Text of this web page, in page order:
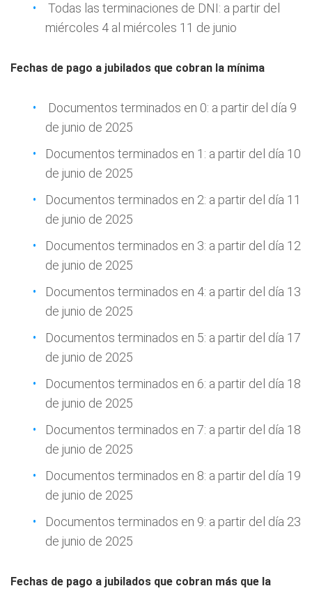
Todas las terminaciones de DNI: a partir del
miércoles 4 al miércoles 11 de junio
Fechas de pago a jubilados que cobran la mínima
Documentos terminados en 0: a partir del día 9
de junio de 2025
Documentos terminados en 1: a partir del día 10
de junio de 2025
Documentos terminados en 2: a partir del día 11
de junio de 2025
Documentos terminados en 3: a partir del día 12
de junio de 2025
Documentos terminados en 4: a partir del día 13
de junio de 2025
Documentos terminados en 5: a partir del día 17
de junio de 2025
Documentos terminados en 6: a partir del día 18
de junio de 2025
Documentos terminados en 7: a partir del día 18
de junio de 2025
Documentos terminados en 8: a partir del día 19
de junio de 2025
Documentos terminados en 9: a partir del día 23
de junio de 2025
Fechas de pago a jubilados que cobran más que la